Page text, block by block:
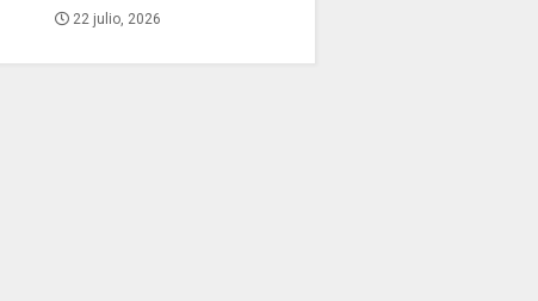
22 julio, 2026